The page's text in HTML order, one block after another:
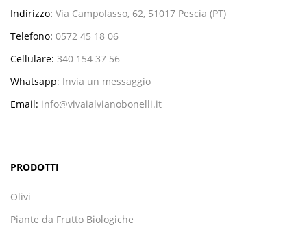
Indirizzo: Via Campolasso, 62, 51017 Pescia (PT)
Telefono: 0572 45 18 06
Cellulare: 340 154 37 56
Whatsapp: Invia un messaggio
Email: info@vivaialvianobonelli.it
PRODOTTI
Olivi
Piante da Frutto Biologiche